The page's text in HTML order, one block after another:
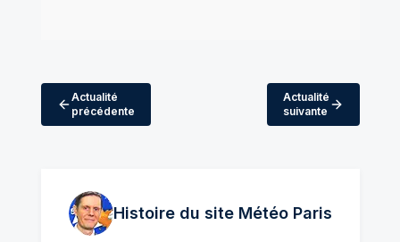
Actualité
précédente
Actualité
suivante
Histoire du site MétéoParis